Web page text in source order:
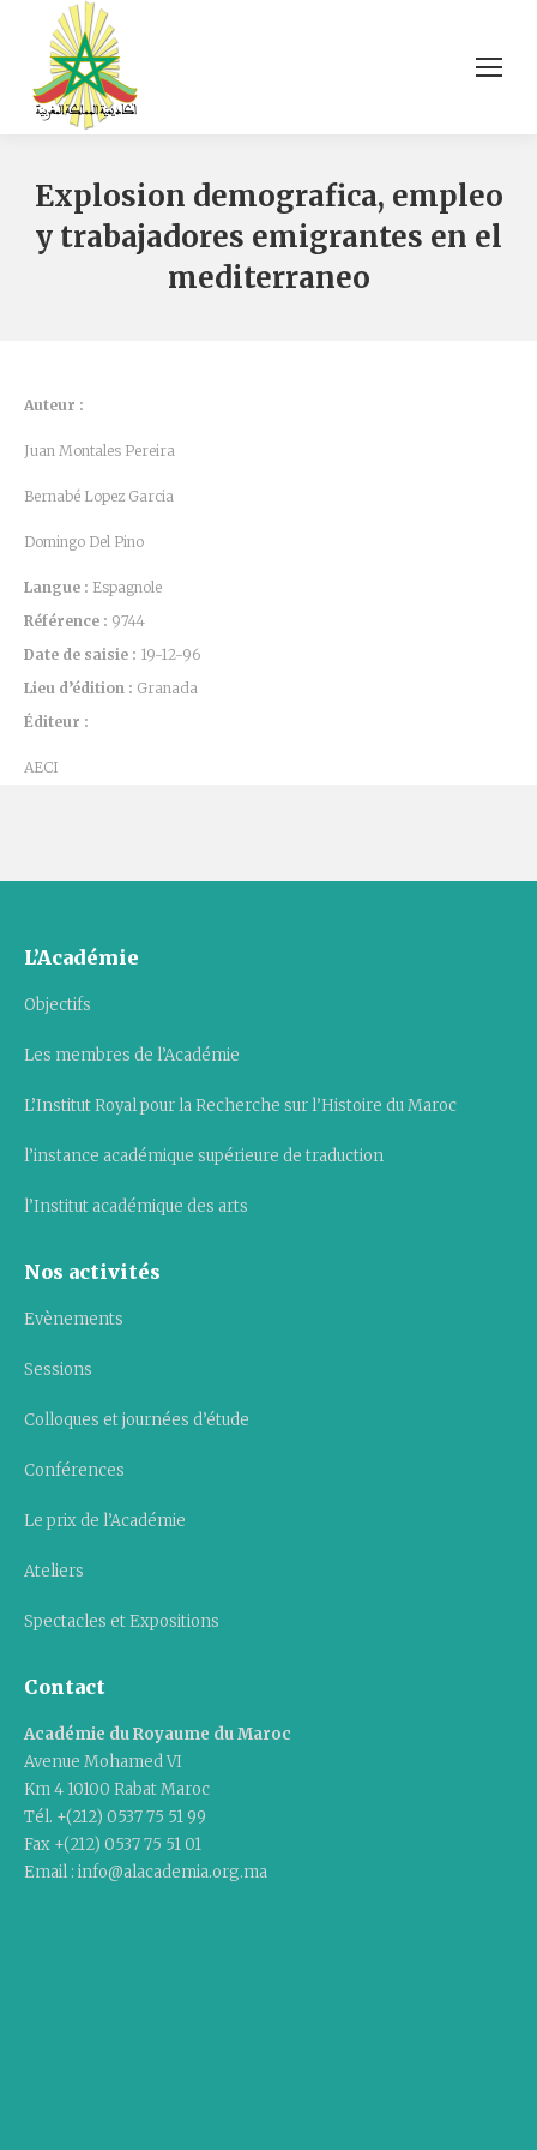
Explosion demografica, empleo
y trabajadores emigrantes en el
mediterraneo
Auteur :
Juan Montales Pereira
Bernabé Lopez Garcia
Domingo Del Pino
Langue : Espagnole
Référence : 9744
Date de saisie : 19-12-96
Lieu d’édition : Granada
Éditeur :
AECI
L’Académie
Objectifs
Les membres de l’Académie
L’Institut Royal pour la Recherche sur l’Histoire du Maroc
l’instance académique supérieure de traduction
l’Institut académique des arts
Nos activités
Evènements
Sessions
Colloques et journées d’étude
Conférences
Le prix de l’Académie
Ateliers
Spectacles et Expositions
Contact
Académie du Royaume du Maroc
Avenue Mohamed VI
Km 4 10100 Rabat Maroc
Tél. +(212) 0537 75 51 99
Fax +(212) 0537 75 51 01
Email : info@alacademia.org.ma